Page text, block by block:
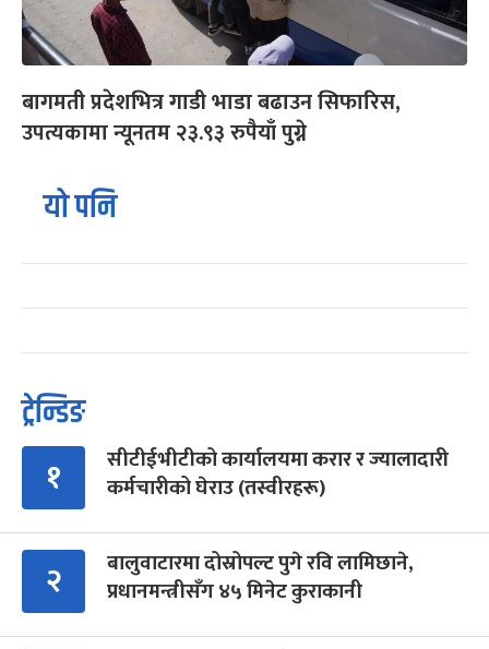
बागमती प्रदेशभित्र गाडी भाडा बढाउन सिफारिस,
उपत्यकामा न्यूनतम २३.९३ रुपैयाँ पुग्ने
यो पनि
ट्रेन्डिङ
१
सीटीईभीटीको कार्यालयमा करार र ज्यालादारी
कर्मचारीको घेराउ (तस्वीरहरू)
२
बालुवाटारमा दोस्रोपल्ट पुगे रवि लामिछाने,
प्रधानमन्त्रीसँग ४५ मिनेट कुराकानी